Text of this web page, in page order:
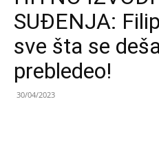
SUĐENJA:
sve šta se
prebledeo!
30/04/2023